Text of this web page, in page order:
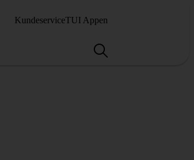
KundeserviceTUI Appen